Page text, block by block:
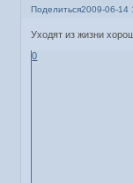
Поделиться2009-06-14
Уходят из жизни
0